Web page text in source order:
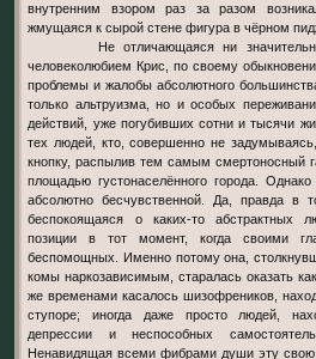
внутренним взором раз за разом
жмущаяся к сырой стене фигура в чёрном
Не отличающаяся ни
человеколюбием Крис, по своему
проблемы и жалобы абсолютного
только альтруизма, но и особых
действий, уже погубивших сотни и тысячи
тех людей, кто, совершенно не
кнопку, распылив тем самым смертоносный
площадью густонаселённого города.
абсолютно бесчувственной. Да, правда в
беспокоящаяся о каких-то абстрактных
позиции в тот момент, когда своими
беспомощных. Именно потому она,
комы наркозависимым, старалась оказать
же временами касалось шизофреников,
ступоре; иногда даже просто людей,
депрессии и неспособных
Ненавидящая всеми фибрами души эту свою